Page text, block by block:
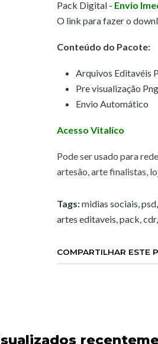
Pack Digital - Envio
O link para fazer o
Conteúdo do Pacote:
Arquivos Editavéis
Pre visualização
Envio Automático
Acesso Vitalíco
Pode ser usado para
artesão, arte finalistas,
Tags:midias sociais,
artes editaveis, pack,
COMPARTILHAR ESTE